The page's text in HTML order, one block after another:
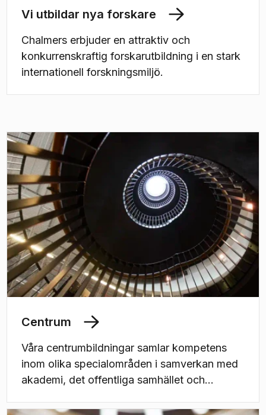
Vi utbildar nya forskare
Chalmers erbjuder en attraktiv och
konkurrenskraftig forskarutbildning i en stark
internationell forskningsmiljö.
Centrum
Våra centrumbildningar samlar kompetens
inom olika specialområden i samverkan med
akademi, det offentliga samhället och